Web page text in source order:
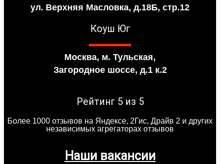
ул. Верхняя Масловка, д.18Б, стр.12
Коуш Юг
Москва, м. Тульская,
Загородное шоссе, д.1 к.2
Рейтинг 5 из 5
Более 1000 отзывов на Яндексе, 2Гис, Драйв 2 и других
независимых агрегаторах отзывов
Наши вакансии